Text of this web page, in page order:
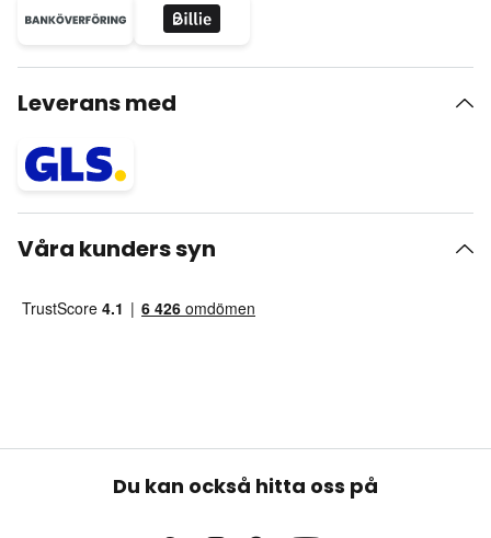
Leverans med
Våra kunders syn
Du kan också hitta oss på